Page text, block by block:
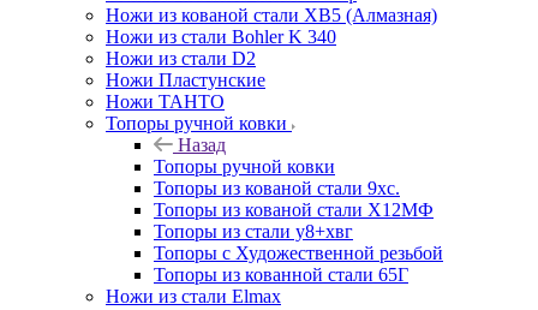
Ножи из кованой стали ХВ5 (Алмазная)
Ножи из стали Bohler K 340
Ножи из стали D2
Ножи Пластунские
Ножи ТАНТО
Топоры ручной ковки
Назад
Топоры ручной ковки
Топоры из кованой стали 9хс.
Топоры из кованой стали Х12МФ
Топоры из стали у8+хвг
Топоры с Художественной резьбой
Топоры из кованной стали 65Г
Ножи из стали Elmax